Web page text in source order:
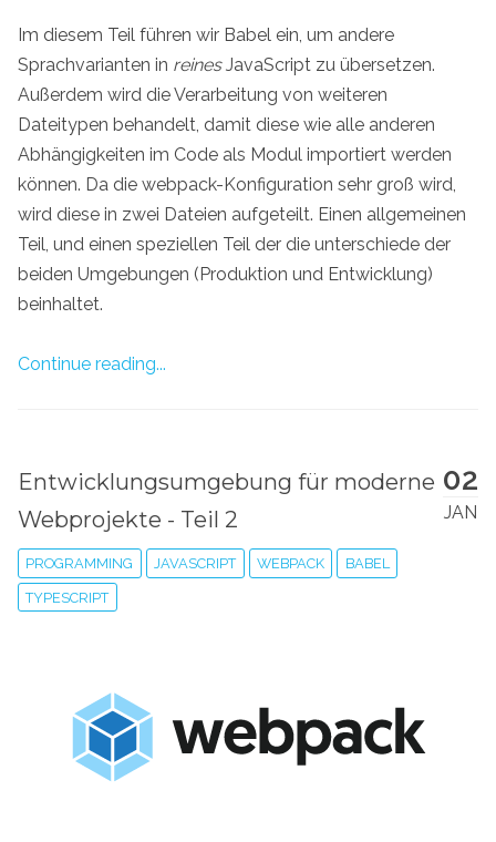
Im diesem Teil führen wir Babel ein, um andere
Sprachvarianten in reinesJavaScript zu übersetzen.
Außerdem wird die Verarbeitung von weiteren
Dateitypen behandelt, damit diese wie alle anderen
Abhängigkeiten im Code als Modul importiert werden
können. Da die webpack-Konfiguration sehr groß wird,
wird diese in zwei Dateien aufgeteilt. Einen allgemeinen
Teil, und einen speziellen Teil der die unterschiede der
beiden Umgebungen (Produktion und Entwicklung)
beinhaltet.
Continue reading...
02
JAN
Entwicklungsumgebung für moderne
Webprojekte - Teil 2
PROGRAMMING JAVASCRIPT WEBPACK BABEL
TYPESCRIPT